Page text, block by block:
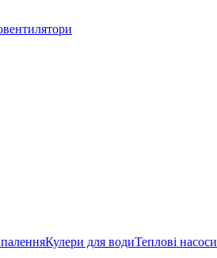
Кулери для водиТеплові насоси